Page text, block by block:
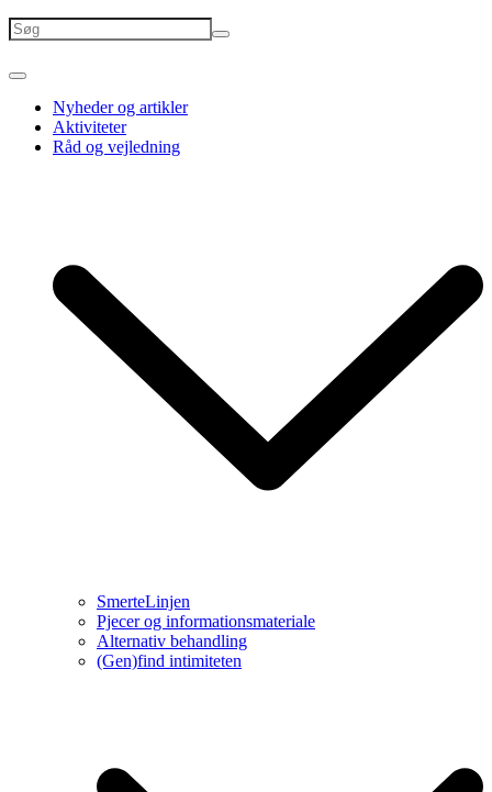
Nyheder og artikler
Aktiviteter
Råd og vejledning
SmerteLinjen
Pjecer og informationsmateriale
Alternativ behandling
(Gen)find intimiteten